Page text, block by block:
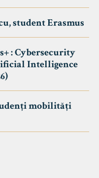
student Erasmus
: Cybersecurity
Intelligence
mobilități